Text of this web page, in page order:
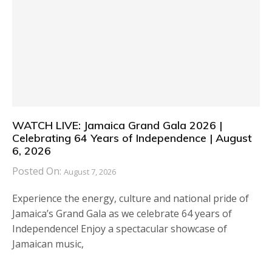
WATCH LIVE: Jamaica Grand Gala 2026 |
Celebrating 64 Years of Independence | August
6, 2026
Posted On: August 7, 2026
Experience the energy, culture and national pride of
Jamaica’s Grand Gala as we celebrate 64 years of
Independence! Enjoy a spectacular showcase of
Jamaican music,